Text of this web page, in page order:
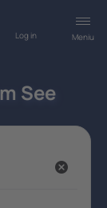
Meniu
Log in
See